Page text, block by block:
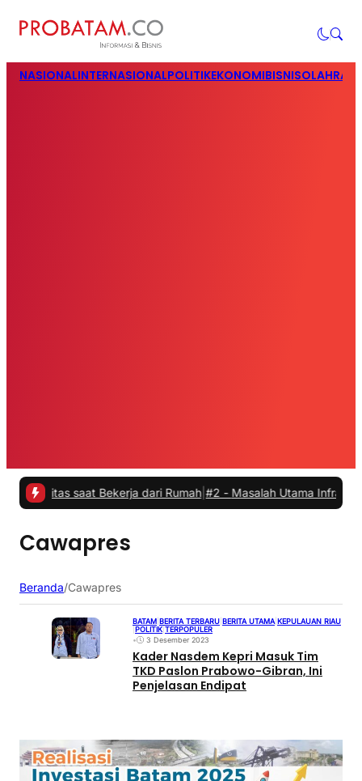
NASIONALINTERNASIONALPOLITIKEKONOMIBISNIS
saat Bekerja dari Rumah |#2 -Masalah Utama Infrastruktur
Cawapres
Beranda/Cawapres
BATAM BERITA TERBARU BERITA UTAMA KEPULAUAN RIAU
POLITIK|TERPOPULER
•
3 Desember 2023
Kader Nasdem Kepri Masuk Tim
TKD Paslon Prabowo-Gibran, Ini
Penjelasan Endipat